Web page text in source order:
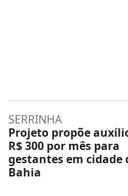
SERRINHA
Projeto propõe
R$ 300 por mês para
gestantes em cidade
Bahia